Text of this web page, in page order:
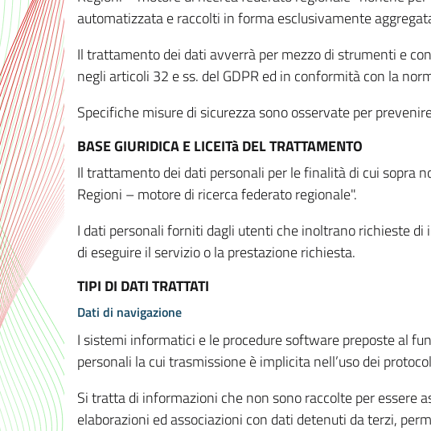
automatizzata e raccolti in forma esclusivamente
Il trattamento dei dati avverrà per mezzo di strumenti e
negli articoli 32 e ss. del GDPR ed in conformità con la
Specifiche misure di sicurezza sono osservate per
BASE GIURIDICA E LICEITà DEL TRATTAMENTO
Il trattamento dei dati personali per le finalità di cui sopra
Regioni – motore di ricerca federato regionale".
I dati personali forniti dagli utenti che inoltrano richieste
di eseguire il servizio o la prestazione richiesta.
TIPI DI DATI TRATTATI
Dati di navigazione
I sistemi informatici e le procedure software preposte al
personali la cui trasmissione è implicita nell’uso dei
Si tratta di informazioni che non sono raccolte per essere
elaborazioni ed associazioni con dati detenuti da terzi,